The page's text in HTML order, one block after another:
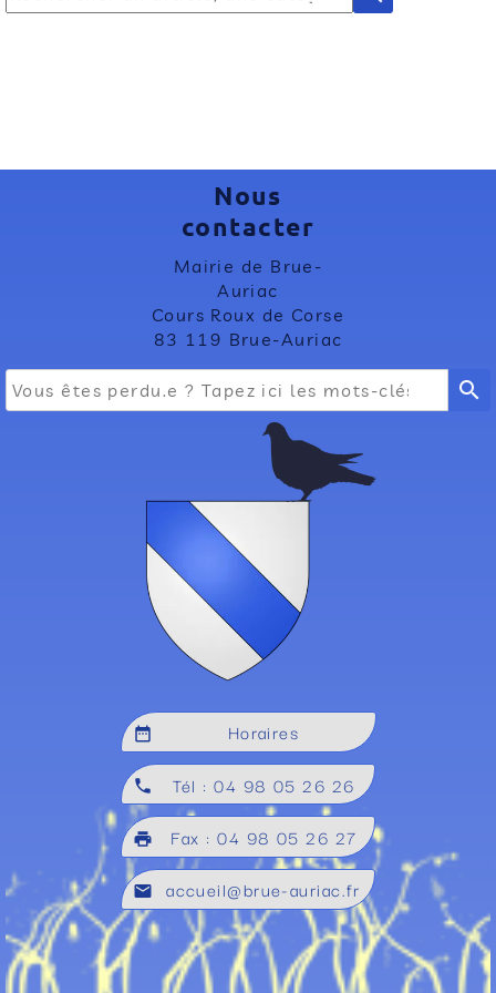
Nous
contacter
Mairie de Brue-
Auriac
Cours Roux de Corse
83 119 Brue-Auriac
search
date_range Horaires
local_phone Tél : 04 98 05 26 26
local_printshop Fax : 04 98 05 26 27
mail accueil@brue-auriac.fr